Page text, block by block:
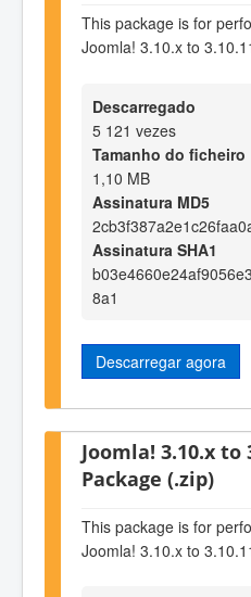
This package is for
Joomla! 3.10.x to
Descarregado
5 121 vezes
Tamanho do ficheiro
1,10 MB
Assinatura MD5
Assinatura SHA1
8a1
Descarregar agora
Joomla! 3.10.x to
Package (.zip)
This package is for
Joomla! 3.10.x to